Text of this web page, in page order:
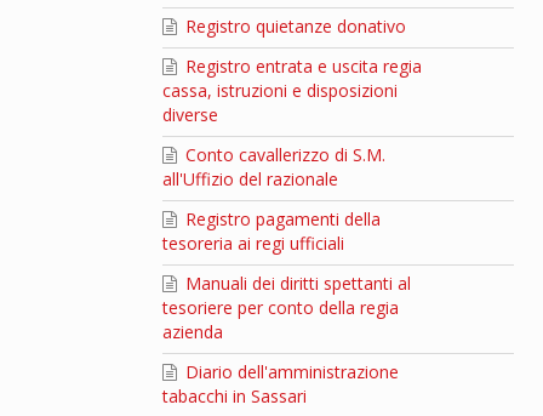
Registro quietanze donativo
Registro entrata e uscita regia
cassa, istruzioni e disposizioni
diverse
Conto cavallerizzo di S.M.
all'Uffizio del razionale
Registro pagamenti della
tesoreria ai regi ufficiali
Manuali dei diritti spettanti al
tesoriere per conto della regia
azienda
Diario dell'amministrazione
tabacchi in Sassari